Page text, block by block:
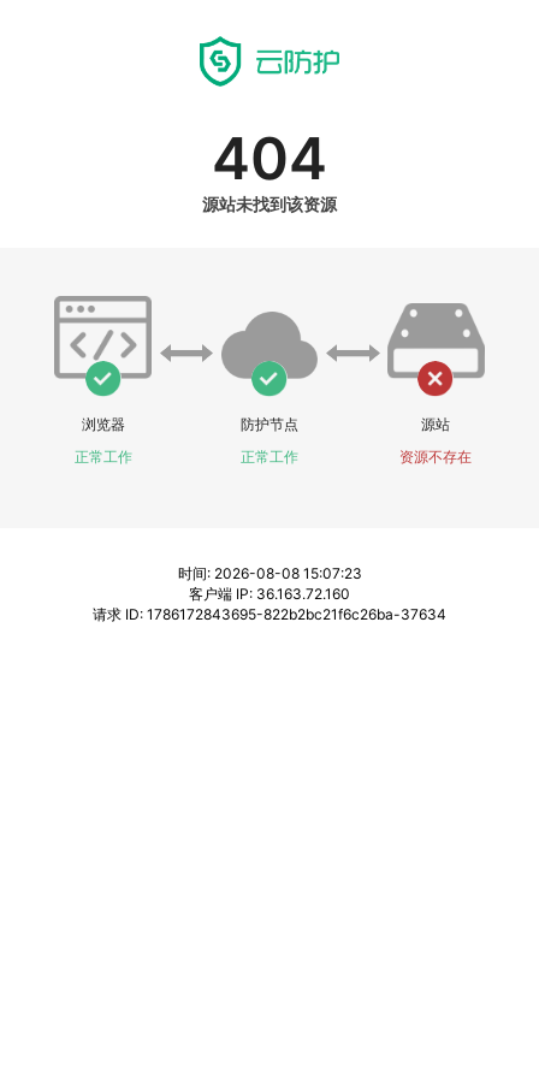
404
源站未找到该资源
浏览器
正常工作
防护节点
正常工作
源站
资源不存在
时间: 2026-08-08 15:07:23
客户端 IP: 36.163.72.160
请求 ID: 1786172843695-822b2bc21f6c26ba-37634